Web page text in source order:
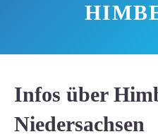
Infos über
Niedersachsen